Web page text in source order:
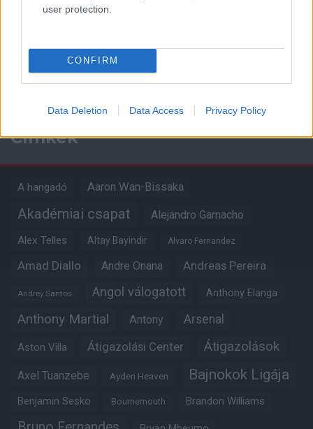
user protection.
CONFIRM
Data Deletion Data Access Privacy Policy
Kapcsolódó hírek
Címkék
A hangadó Aaron Wan-Bissaka
Akadémiai csapat Alejandro Garnacho
Alex Telles Altay Bayindir Alvaro Fernandez
Amad Diallo Andre Onana Andreas Pereira
Andrey Santos Angol válogatott Anthony Elanga
Anthony Martial Antony Arsenal
Aston Villa Átigazolási Center Átigazolások
Axel Tuanzebe Ayden Heaven Bajnokok Ligája
Benjamin Sesko Bournemouth Brandon Williams